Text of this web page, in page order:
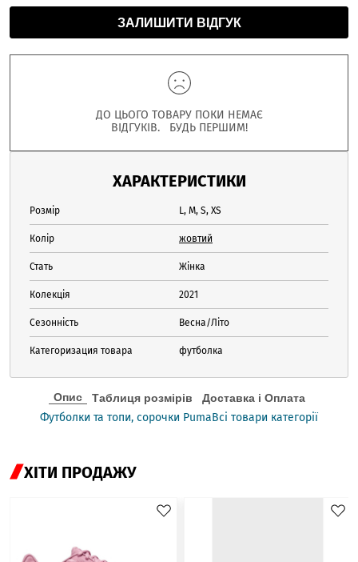
ЗАЛИШИТИ ВІДГУК
ДО ЦЬОГО ТОВАРУ ПОКИ НЕМАЄ
ВІДГУКІВ. БУДЬ ПЕРШИМ!
ХАРАКТЕРИСТИКИ
Розмір L, M, S, XS
Колір жовтий
Стать Жінка
Колекція 2021
Сезонність Весна/Літо
Категоризация товара футболка
Опис Таблиця розмірів Доставка і Оплата
Футболки та топи, сорочки PumaВсі товари категорії
ХІТИ ПРОДАЖУ